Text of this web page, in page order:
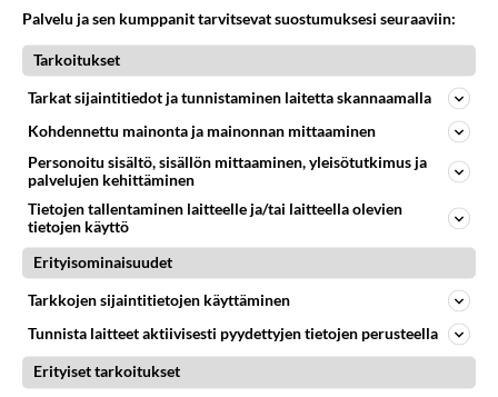
Onko tietoa/kokemuksia Scenicin
käyntiongelmista.Mulla auto sammuu kesken ajon,ei
meinaa lähteä käyntiin kunnolla,kun sa...
05.01.2010 08:44 1 513
YLEISTÄ RENAULTEISTA Vastattu 16v
Mistä voisi johtua tälläinen oire renault 19 1.4energy
e7j moottorissa jäähdytys nesteet häviävät jonnekkin
onko mahdoll...
25.12.2009 02:09
Palvelu ja sen kumppanit tarvitsevat suostumuksesi seuraaviin:
Tarkoitukset
Tarkat sijaintitiedot ja tunnistaminen laitetta skannaamalla
Kohdennettu mainonta ja mainonnan mittaaminen
Personoitu sisältö, sisällön mittaaminen, yleisötutkimus ja
palvelujen kehittäminen
Tietojen tallentaminen laitteelle ja/tai laitteella olevien
tietojen käyttö
Erityisominaisuudet
Tarkkojen sijaintitietojen käyttäminen
Tunnista laitteet aktiivisesti pyydettyjen tietojen perusteella
Erityiset tarkoitukset